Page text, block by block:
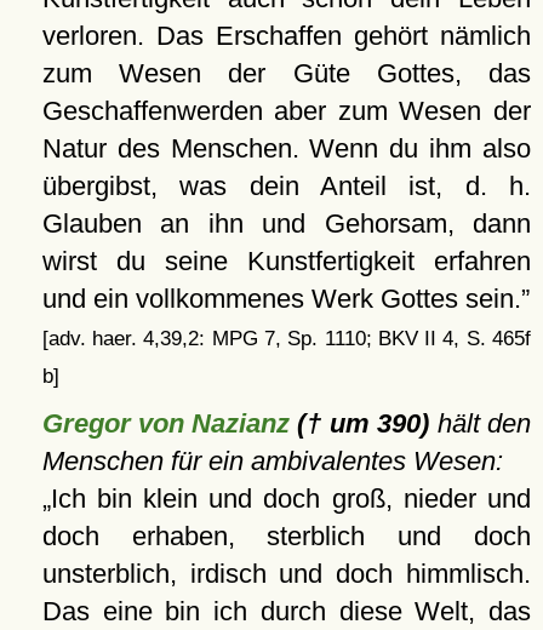
verloren. Das Erschaffen gehört nämlich
zum Wesen der Güte Gottes, das
Geschaffenwerden aber zum Wesen der
Natur des Menschen. Wenn du ihm also
übergibst, was dein Anteil ist, d. h.
Glauben an ihn und Gehorsam, dann
wirst du seine Kunstfertigkeit erfahren
und ein vollkommenes Werk Gottes sein.
[adv. haer. 4,39,2: MPG 7, Sp. 1110; BKV II 4, S. 465f
b]
Gregor von Nazianz(† um 390) hält den
Menschen für ein ambivalentes Wesen:
Ich bin klein und doch groß, nieder und
doch erhaben, sterblich und doch
unsterblich, irdisch und doch himmlisch.
Das eine bin ich durch diese Welt, das